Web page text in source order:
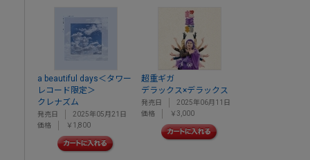
a beautiful days＜タワー
レコード限定＞
クレナズム
発売日
2025年05月21日
価格
￥1,800
超重ギガ
デラックス×デラックス
発売日
2025年06月11日
価格
￥3,000